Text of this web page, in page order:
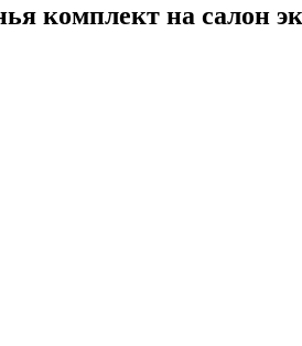
комплект на салон